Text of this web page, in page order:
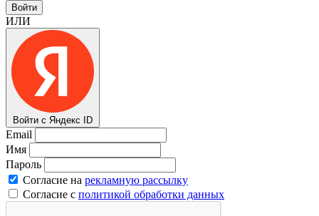
Войти
ИЛИ
Войти с Яндекс ID
Email
Имя
Пароль
Согласие на рекламную рассылку
Согласие с политикой обработки данных